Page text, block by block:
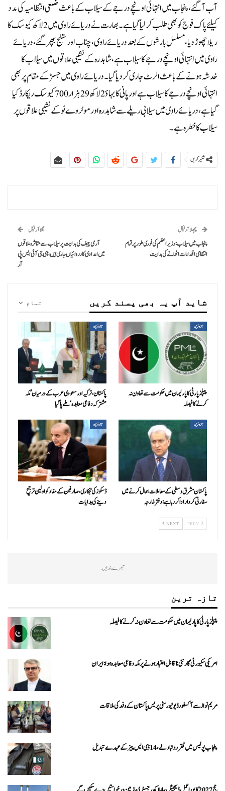
آب آگئے، پنجاب میں انتہائی اونچے درجے کے سیلاب کے باعث ضلعی انتظامیہ کی مدد
کیلئے پاک فوج کو بھی طلب کر لیا گیا ہے۔بھارت نے دریائے راوی میں 2 لاکھ کیوسک کا
ریلا چھوڑ دیا، مسلسل بارشوں کے بعد دریائے راوی، چناب اور ستلج بپھر گئے، دریائے
راوی میں انتہائی اونچے درجے کا سیلاب ہے، شاہدرہ کے نشیبی علاقوں میں سیلاب کا
خدشہ ہونے کے باعث الرٹ جاری کر دیا گیا۔دریائے راوی میں جسڑ کے مقام پر بھی
انتہائی اونچے درجے کا سیلاب ہے اور پانی کا بہاؤ 2 لاکھ 29 ہزار 700 کیوسک ریکارڈ کیا
گیا ہے، دریائے راوی میں سیلابی ریلے سے شاہدرہ اور موٹر وے ٹو کے نشیبی علاقوں پر
سیلاب کا خطرہ ہے۔
شئیر کریں
پچھلا آرٹیکل
پنجاب میں سیلاب: وزیراعظم کی فوری طور پر تمام
انتظامی اقدامات اٹھانے کی ہدایت
اگلا آرٹیکل
آرمی چیف کی ہدایت پر سیلاب سے متاثرہ علاقوں
میں امدادی کارروائیاں جاری ہیں، ڈی جی آئی ایس پی
آر
تمام شاید آپ یہ بھی پسند کریں
تازہ ترین
پیپلزپارٹی کا پارلیمان میں حکومت سے تعاون نہ
کرنے کا فیصلہ
تازہ ترین
پاکستان، ترکیہ اور سعودی عرب کے درمیان ’مکہ
مشترکہ دفاعی معاہدہ‘ طے پا گیا
تازہ ترین
پاکستان مشرق وسطی کے معاملات بحال کرنے میں
سفارتی کردار ادا کررہا ہے: دفتر خارجہ
تازہ ترین
ڈسکوز کی نجکاری،صارفین کے مفاد کو اولین ترجیح
دینے کی ہدایات
NEXT
تبصرے بند ہیں.
تازہ ترین
پیپلزپارٹی کا پارلیمان میں حکومت سے تعاون نہ کرنے کا فیصلہ
امریکی سکیورٹی گارنٹی ناقابل اعتبار ہونے پر مکہ دفاعی معاہدہ ہوا: ایران
مریم نواز سے آکسفورڈ یونیورسٹی پریس پاکستان کے وفد کی ملاقات
پنجاب پولیس میں تقرر و تبادلے، 14 ڈی ایس پیز کے عہدے تبدیل